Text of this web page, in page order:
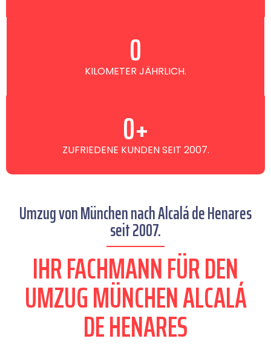
KILOMETER JÄHRLICH.
0
ZUFRIEDENE KUNDEN SEIT 2007.
0+
Umzug von München nach Alcalá de Henares
seit 2007.
IHR FACHMANN FÜR DEN
UMZUG MÜNCHEN ALCALÁ
DE HENARES